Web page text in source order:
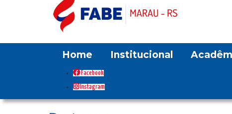
Home Institucional
Facebook
Instagram